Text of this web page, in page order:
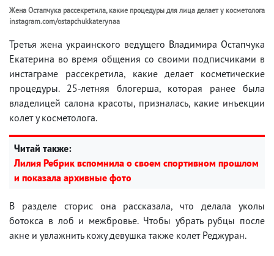
Жена Остапчука рассекретила, какие процедуры для лица делает у косметолога
instagram.com/ostapchukkaterynaa
Третья жена украинского ведущего Владимира Остапчука
Екатерина во время общения со своими подписчиками в
инстаграме рассекретила, какие делает косметические
процедуры. 25-летняя блогерша, которая ранее была
владелицей салона красоты, призналась, какие инъекции
колет у косметолога.
Читай также:
Лилия Ребрик вспомнила о своем спортивном прошлом
и показала архивные фото
В разделе сторис она рассказала, что делала уколы
ботокса в лоб и межбровье. Чтобы убрать рубцы после
акне и увлажнить кожу девушка также колет Реджуран.